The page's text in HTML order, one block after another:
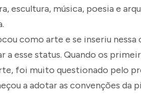
escultura, música, poesia e
como arte e se inseriu nessa
a esse status. Quando os
foi muito questionado pelo
a adotar as convenções da